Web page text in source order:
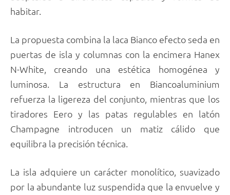
habitar.
La propuesta combina la laca Bianco efecto seda en
puertas de isla y columnas con la encimera Hanex
N-White, creando una estética homogénea y
luminosa. La estructura en Biancoaluminium
refuerza la ligereza del conjunto, mientras que los
tiradores Eero y las patas regulables en latón
Champagne introducen un matiz cálido que
equilibra la precisión técnica.
La isla adquiere un carácter monolítico, suavizado
por la abundante luz suspendida que la envuelve y